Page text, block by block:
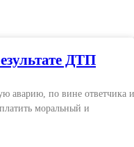
ДТП
аварию, по вине ответчика и
моральный и